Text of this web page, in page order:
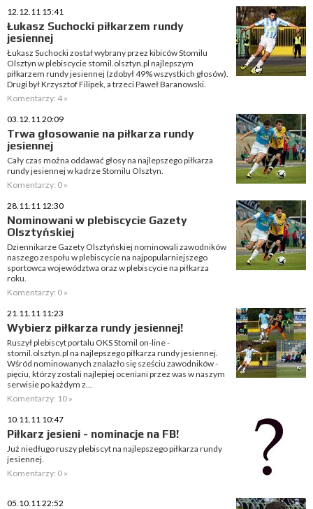
12.12.11 15:41
Łukasz Suchocki piłkarzem rundy
jesiennej
Łukasz Suchocki został wybrany przez kibiców Stomilu
Olsztyn w plebiscycie stomil.olsztyn.pl najlepszym
piłkarzem rundy jesiennej (zdobył 49% wszystkich głosów).
Drugi był Krzysztof Filipek, a trzeci Paweł Baranowski.
Komentarzy: 4 »
03.12.11 20:09
Trwa głosowanie na piłkarza rundy
jesiennej
Cały czas można oddawać głosy na najlepszego piłkarza
rundy jesiennej w kadrze Stomilu Olsztyn.
Komentarzy: 0 »
28.11.11 12:30
Nominowani w plebiscycie Gazety
Olsztyńskiej
Dziennikarze Gazety Olsztyńskiej nominowali zawodników
naszego zespołu w plebiscycie na najpopularniejszego
sportowca województwa oraz w plebiscycie na piłkarza
roku.
Komentarzy: 0 »
21.11.11 11:23
Wybierz piłkarza rundy jesiennej!
Ruszył plebiscyt portalu OKS Stomil on-line -
stomil.olsztyn.pl na najlepszego piłkarza rundy jesiennej.
Wśród nominowanych znalazło się sześciu zawodników -
pięciu, którzy zostali najlepiej oceniani przez was w naszym
serwisie po każdym z...
Komentarzy: 10 »
10.11.11 10:47
Piłkarz jesieni - nominacje na FB!
Już niedługo ruszy plebiscyt na najlepszego piłkarza rundy
jesiennej.
Komentarzy: 0 »
05.10.11 22:52